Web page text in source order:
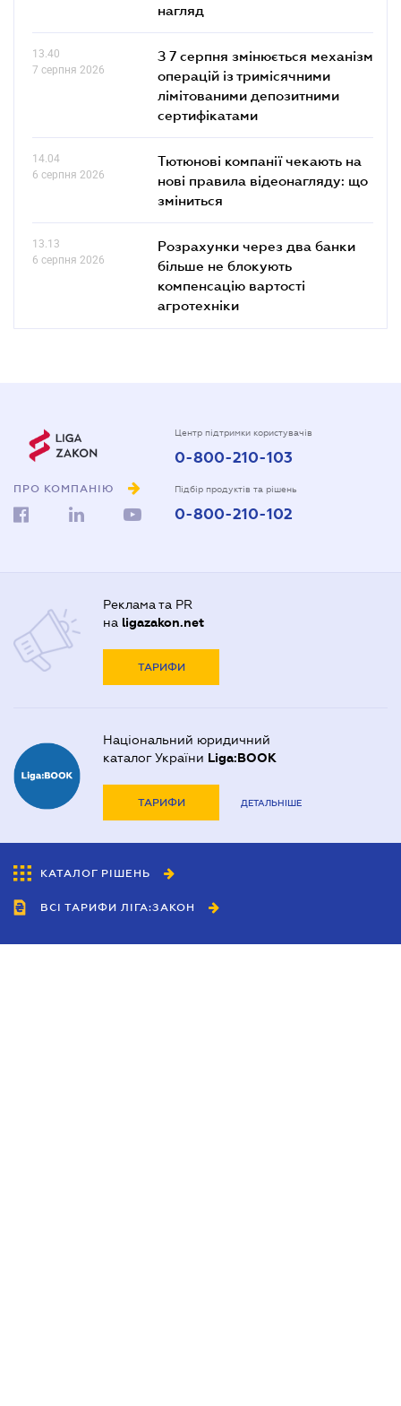
нагляд
13.40
7 серпня 2026
З 7 серпня змінюється механізм
операцій із тримісячними
лімітованими депозитними
сертифікатами
14.04
6 серпня 2026
Тютюнові компанії чекають на
нові правила відеонагляду: що
зміниться
13.13
6 серпня 2026
Розрахунки через два банки
більше не блокують
компенсацію вартості
агротехніки
ПРО КОМПАНІЮ
Центр підтримки користувачів
0-800-210-103
Підбір продуктів та рішень
0-800-210-102
Реклама та PR
на ligazakon.net
ТАРИФИ
Національний юридичний
каталог України Liga:BOOK
ТАРИФИ ДЕТАЛЬНІШЕ
КАТАЛОГ РІШЕНЬ
ВСІ ТАРИФИ ЛІГА:ЗАКОН